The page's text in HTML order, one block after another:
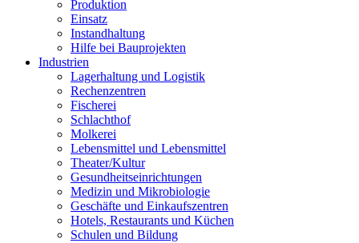
Produktion
Einsatz
Instandhaltung
Hilfe bei Bauprojekten
Industrien
Lagerhaltung und Logistik
Rechenzentren
Fischerei
Schlachthof
Molkerei
Lebensmittel und Lebensmittel
Theater/Kultur
Gesundheitseinrichtungen
Medizin und Mikrobiologie
Geschäfte und Einkaufszentren
Hotels, Restaurants und Küchen
Schulen und Bildung